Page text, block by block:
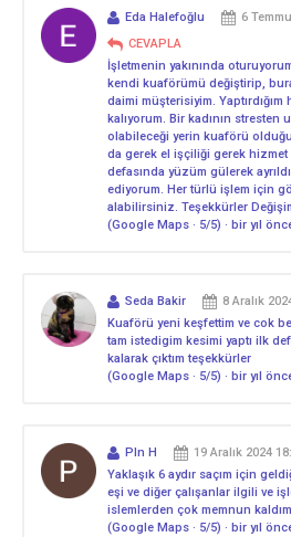
Eda Halefoğlu
6
CEVAPLA
İşletmenin yakınında
kendi kuaförümü değiştirip,
daimi müşterisiyim.
kalıyorum. Bir kadının stresten
olabileceği yerin kuaförü
da gerek el işçiliği gerek
defasında yüzüm gülerek
ediyorum. Her türlü işlem için
alabilirsiniz. Teşekkürler
(Google Maps · 5/5) · bir yıl
Seda Bakir 8 Aralık
Kuaförü yeni keşfettim ve cok
tam istedigim kesimi yaptı ilk
kalarak çıktım teşekkürler
(Google Maps · 5/5) · bir yıl
Pln H 19 Aralık 2024
Yaklaşık 6 aydır saçım için
eşi ve diğer çalışanlar ilgili ve
islemlerden çok memnun
(Google Maps · 5/5) · bir yıl